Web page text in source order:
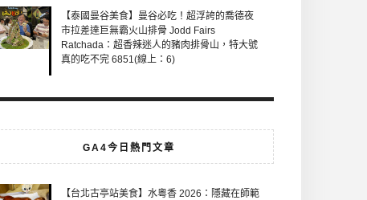
【泰國曼谷美食】曼谷必吃！超浮誇的喬德夜
市拉差達巨無霸火山排骨 Jodd Fairs
Ratchada：超香辣迷人的豬肉排骨山，特大號
真的吃不完 6851(線上：6)
GA4今日熱門文章
【台北古亭站美食】水粵香 2026：隱藏在師範